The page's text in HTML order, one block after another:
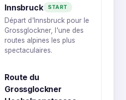
Innsbruck START
Départ d'Innsbruck pour le
Grossglockner, l'une des
routes alpines les plus
spectaculaires.
Route du
Grossglockner